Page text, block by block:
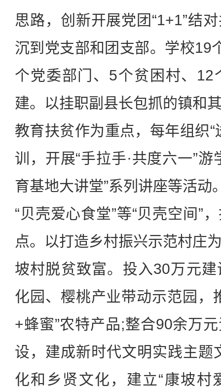
思路，创新开展党团“1+1”结
沉到党支部和团支部。学校19
个党委部门、5个贫困村、12
建。以挂职副县长包抓的镇和
教育扶贫作为重点，每年组织“
训，开展“手拉手·共度六一”
育基地大讲堂”系列讲座等活动
“贝壳爱心食堂”等“贝壳空间”
点。以打造乡村振兴示范村庄
坡村脱贫致富。投入30万元
化园、樱桃产业带动示范园，
+蜂蜜”农特产品;整合90余万
设，建成新时代文明实践主题
化和乡贤文化，建立“康坡村